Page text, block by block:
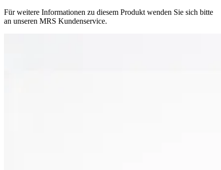
Für weitere Informationen zu diesem Produkt wenden Sie sich bitte
an unseren MRS Kundenservice.